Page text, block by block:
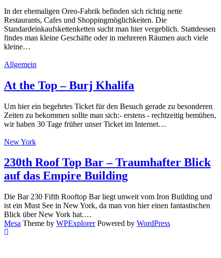
In der ehemaligen Oreo-Fabrik befinden sich richtig nette
Restaurants, Cafes und Shoppingmöglichkeiten. Die
Standardeinkaufskettenketten sucht man hier vergeblich. Stattdessen
findes man kleine Geschäfte oder in mehreren Räumen auch viele
kleine…
Allgemein
At the Top – Burj Khalifa
Um hier ein begehrtes Ticket für den Besuch gerade zu besonderen
Zeiten zu bekommen sollte man sich:- erstens - rechtzeitig bemühen,
wir haben 30 Tage früher unser Ticket im Internet…
New York
230th Roof Top Bar – Traumhafter Blick
auf das Empire Building
Die Bar 230 Fifth Rooftop Bar liegt unweit vom Iron Building und
ist ein Must See in New York, da man von hier einen fantastischen
Blick über New York hat.…
Mesa Theme by WPExplorerPowered by WordPress